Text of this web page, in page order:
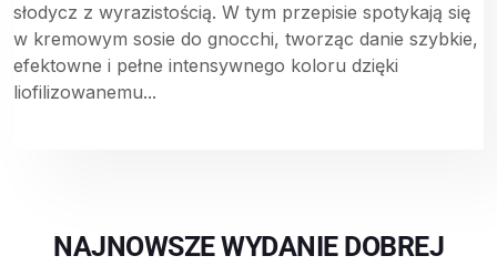
słodycz z wyrazistością. W tym przepisie spotykają się
w kremowym sosie do gnocchi, tworząc danie szybkie,
efektowne i pełne intensywnego koloru dzięki
liofilizowanemu...
NAJNOWSZE WYDANIE DOBREJ